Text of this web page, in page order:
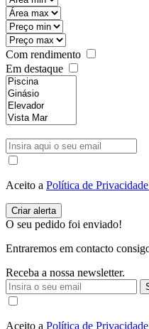
Com rendimento
Em destaque
Aceito a Política de
O seu pedido foi enviado!
Entraremos em contacto
Receba a nossa newsletter.
Aceito a Política de